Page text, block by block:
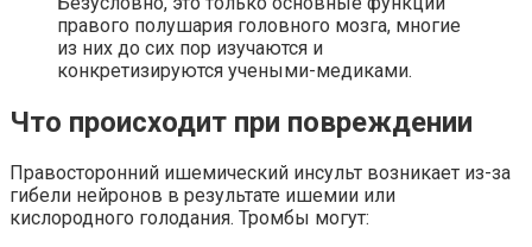
правого полушария головного мозга, многие
из них до сих пор изучаются и
конкретизируются учеными-медиками.
Что происходит при повреждении
Правосторонний ишемический инсульт возникает из-за
гибели нейронов в результате ишемии или
кислородного голодания. Тромбы могут: